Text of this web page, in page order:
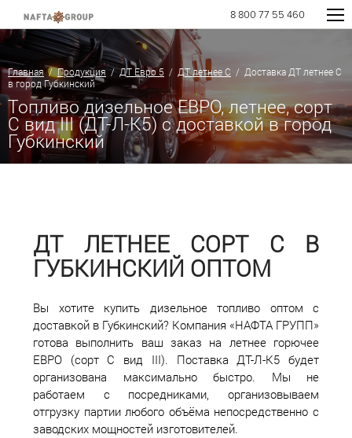
8 800 77 55 460
Главная/Продукция/ДТ Евро 5 / ДТ летнее C / Доставка ДТ летнее C
в город Губкинский
Топливо дизельное ЕВРО, летнее, сорт
С вид III (ДТ-Л-К5) с доставкой в город
Губкинский
ДТ ЛЕТНЕЕ СОРТ С В
ГУБКИНСКИЙ ОПТОМ
Вы хотите купить дизельное топливо оптом с
доставкой в Губкинский? Компания «НАФТА ГРУПП»
готова выполнить ваш заказ на летнее горючее
ЕВРО (сорт С вид III). Поставка ДТ-Л-К5 будет
организована максимально быстро. Мы не
работаем с посредниками, организовываем
отгрузку партии любого объёма непосредственно с
заводских мощностей изготовителей.